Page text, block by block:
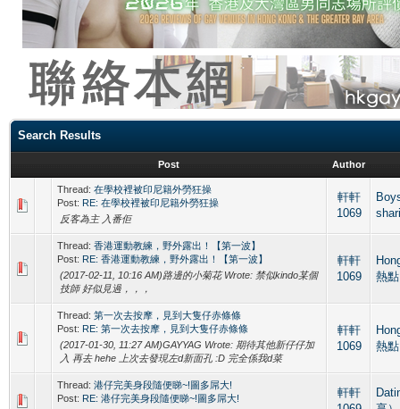
Search Results
Post Author
Thread: 在學校裡被印尼籍外勞狂操
Post: RE: 在學校裡被印尼籍外勞狂操
反客為主 入番佢
軒軒
1069
Thread: 香港運動教練，野外露出！【第一波】
Post: RE: 香港運動教練，野外露出！【第一波】
(2017-02-11, 10:16 AM)路邊的小菊花 Wrote: 禁似kindo某個
技師 好似見過，，，
軒軒
1069
熱
Thread: 第一次去按摩，見到大隻仔赤條條
Post: RE: 第一次去按摩，見到大隻仔赤條條
(2017-01-30, 11:27 AM)GAYYAG Wrote: 期待其他新仔仔加
入 再去 hehe 上次去發現左d新面孔 :D 完全係我d菜
軒軒
1069
熱
Thread: 港仔完美身段隨便睇~!圖多屌大!
Post: RE: 港仔完美身段隨便睇~!圖多屌大!
軒軒